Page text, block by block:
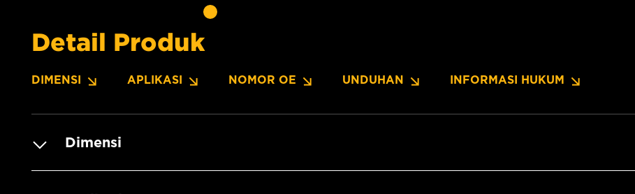
Detail Produk
DIMENSI APLIKASI NOMOR OE UNDUHAN INFORMASI HUKUM
Dimensi